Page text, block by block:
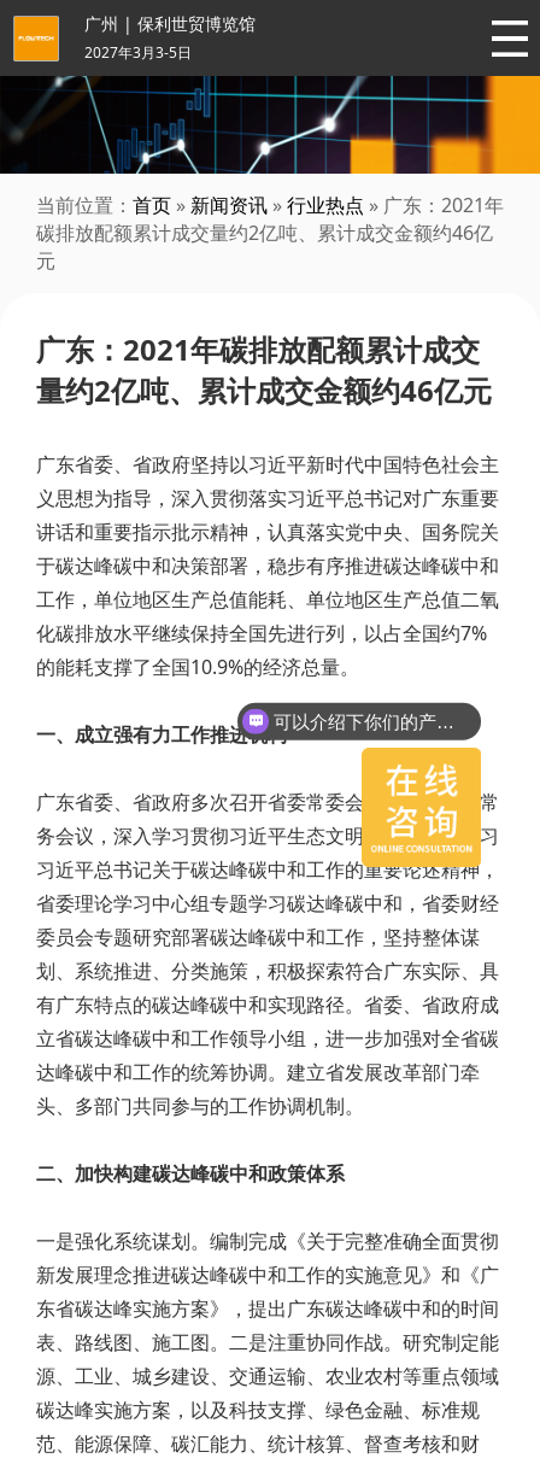
广州 | 保利世贸博览馆
2027年3月3-5日
当前位置： 首页 » 新闻资讯 »行业热点 » 广东：2021年
碳排放配额累计成交量约2亿吨、累计成交金额约46亿
元
广东：2021年碳排放配额累计成交
量约2亿吨、累计成交金额约46亿元
广东省委、省政府坚持以习近平新时代中国特色社会主
义思想为指导，深入贯彻落实习近平总书记对广东重要
讲话和重要指示批示精神，认真落实党中央、国务院关
于碳达峰碳中和决策部署，稳步有序推进碳达峰碳中和
工作，单位地区生产总值能耗、单位地区生产总值二氧
化碳排放水平继续保持全国先进行列，以占全国约7%
的能耗支撑了全国10.9%的经济总量。
一、成立强有力工作推进机构
广东省委、省政府多次召开省委常委会会议、省政府常
务会议，深入学习贯彻习近平生态文明思想，传达学习
习近平总书记关于碳达峰碳中和工作的重要论述精神，
省委理论学习中心组专题学习碳达峰碳中和，省委财经
委员会专题研究部署碳达峰碳中和工作，坚持整体谋
划、系统推进、分类施策，积极探索符合广东实际、具
有广东特点的碳达峰碳中和实现路径。省委、省政府成
立省碳达峰碳中和工作领导小组，进一步加强对全省碳
达峰碳中和工作的统筹协调。建立省发展改革部门牵
头、多部门共同参与的工作协调机制。
二、加快构建碳达峰碳中和政策体系
一是强化系统谋划。编制完成《关于完整准确全面贯彻
新发展理念推进碳达峰碳中和工作的实施意见》和《广
东省碳达峰实施方案》，提出广东碳达峰碳中和的时间
表、路线图、施工图。二是注重协同作战。研究制定能
源、工业、城乡建设、交通运输、农业农村等重点领域
碳达峰实施方案，以及科技支撑、绿色金融、标准规
范、能源保障、碳汇能力、统计核算、督查考核和财